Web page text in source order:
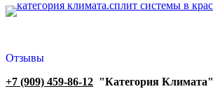
Отзывы
+7 (909) 459-86-12 "Категория Климата"